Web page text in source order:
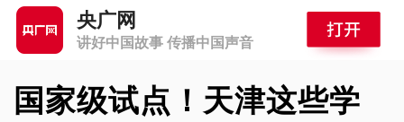
央广网
讲好中国故事 传播中国声音
国家级试点！天津这些学